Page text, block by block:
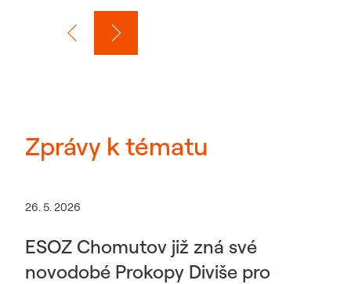
Zprávy k tématu
26. 5. 2026
ESOZ Chomutov již zná své
novodobé Prokopy Diviše pro